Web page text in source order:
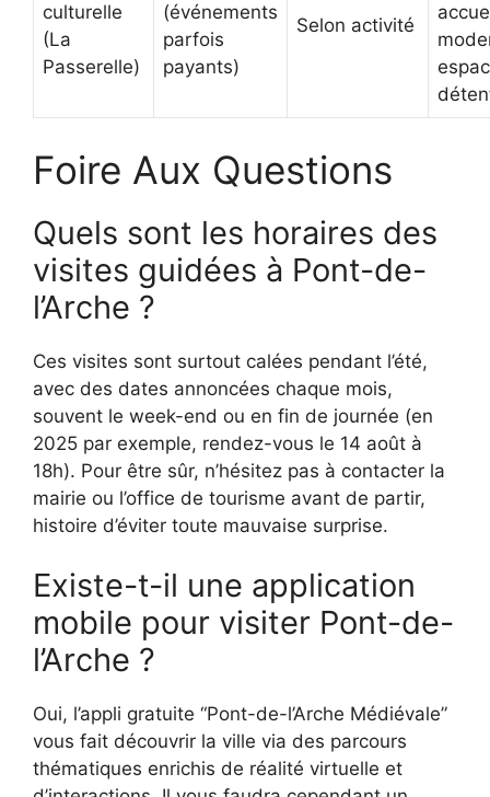
culturelle
(La
Passerelle)
(événements
parfois
payants)
Selon activité
Foire Aux Questions
Quels sont les horaires des
visites guidées à Pont-de-
l’Arche ?
Ces visites sont surtout calées pendant l’été,
avec des dates annoncées chaque mois,
souvent le week-end ou en fin de journée (en
2025 par exemple, rendez-vous le 14 août à
18h). Pour être sûr, n’hésitez pas à contacter la
mairie ou l’office de tourisme avant de partir,
histoire d’éviter toute mauvaise surprise.
Existe-t-il une application
mobile pour visiter Pont-de-
l’Arche ?
Oui, l’appli gratuite “Pont-de-l’Arche Médiévale”
vous fait découvrir la ville via des parcours
thématiques enrichis de réalité virtuelle et